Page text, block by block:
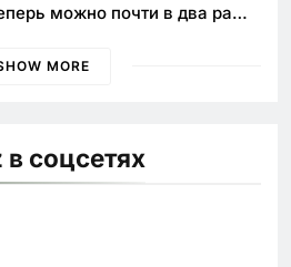
можно почти в два раза
MORE
соцсетях